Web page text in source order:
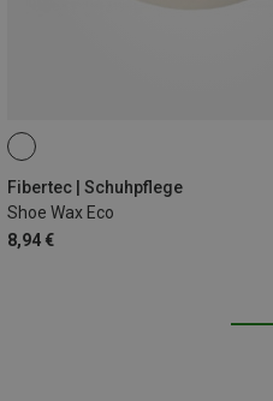
Fibertec | Schuhpflege
Shoe Wax Eco
8,94 €
100ML